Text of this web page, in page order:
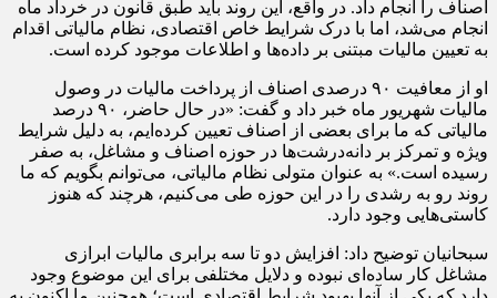
اصناف را انجام داد. در واقع، این روند باید طبق قانون در خرداد ماه
انجام می‌شد، اما با درک شرایط خاص اقتصادی، نظام مالیاتی اقدام
به تعیین مالیات مبتنی بر داده‌ها و اطلاعات موجود کرده است.
او از معافیت ۹۰ درصدی اصناف از پرداخت مالیات در وصول
مالیات شهریور ماه خبر داد و گفت: «در حال حاضر، ۹۰ درصد
مالیاتی که ما برای بعضی از اصناف تعیین کرده‌ایم، به دلیل شرایط
ویژه و تمرکز بر دانه‌درشت‌ها در حوزه اصناف و مشاغل، به صفر
رسیده است.» به عنوان متولی نظام مالیاتی، می‌توانم بگویم که ما
روند رو به رشدی را در این حوزه طی می‌کنیم، هرچند که هنوز
کاستی‌هایی وجود دارد.
سبحانیان توضیح داد: افزایش دو تا سه برابری مالیات ابرازی
مشاغل کار ساده‌ای نبوده و دلایل مختلفی برای این موضوع وجود